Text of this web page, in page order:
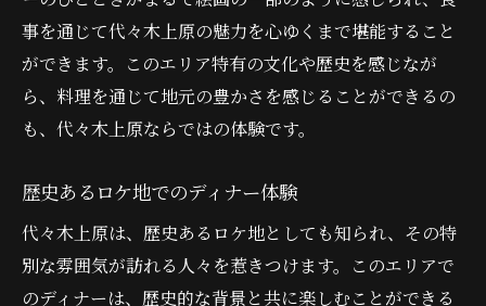
事を通じて代々木上原の魅力を心ゆくまで堪能すること
ができます。このエリア特有の文化や歴史を感じなが
ら、料理を通じて地元の豊かさを感じることができるの
も、代々木上原ならではの体験です。
歴史あるロケ地でのディナー体験
代々木上原は、歴史あるロケ地としても知られ、その特
別な雰囲気が訪れる人々を惹きつけます。このエリアで
のディナーは、歴史的な背景と共に楽しむことができる